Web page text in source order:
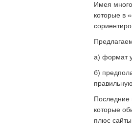
Имея
которые в
а) формат
б)
Последние
которые
плюс